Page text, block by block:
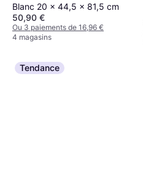
Blanc 20 x 44,5 x 81,5 cm
50,90 €
Ou 3 paiements de 16,96 €
4 magasins
Tendance